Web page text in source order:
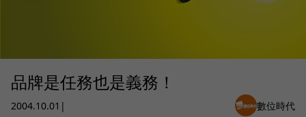
品牌是任務也是義務！
2004.10.01 | 數位時代